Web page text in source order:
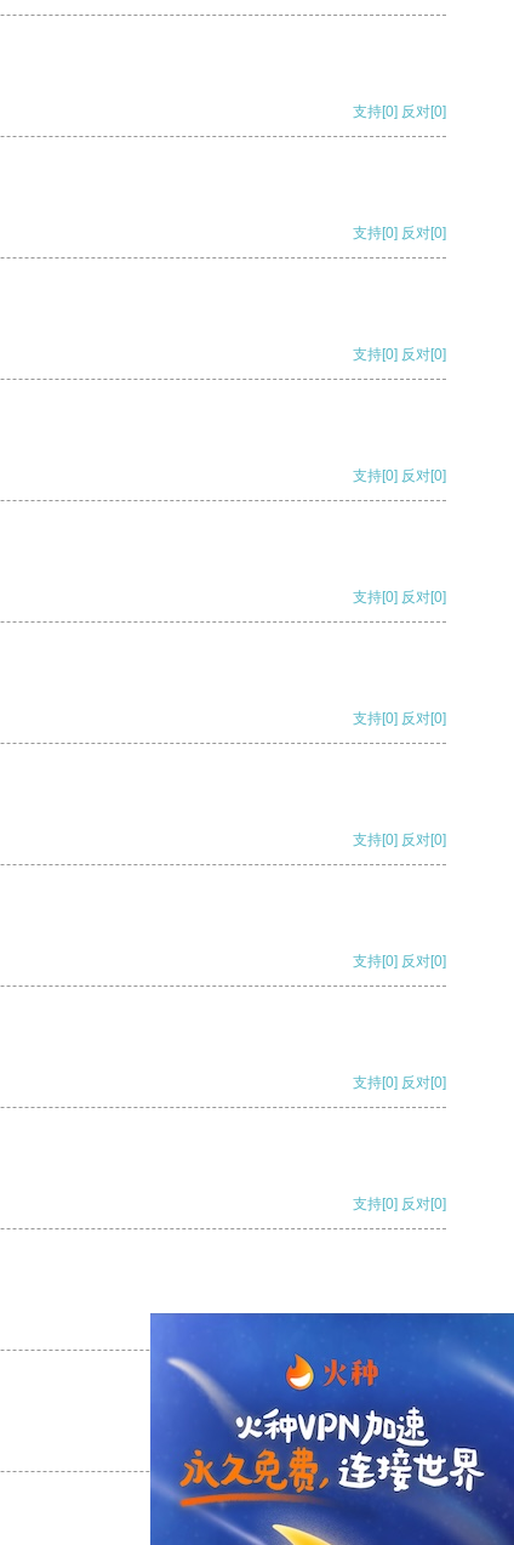
支持[0] 反对[0]
支持[0] 反对[0]
支持[0] 反对[0]
支持[0] 反对[0]
支持[0] 反对[0]
支持[0] 反对[0]
支持[0] 反对[0]
支持[0] 反对[0]
支持[0] 反对[0]
支持[0] 反对[0]
支持 [0] 反对 [0]